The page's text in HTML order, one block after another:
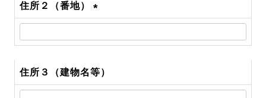
住所２（番地）
(必
須)
住所３（建物名等）